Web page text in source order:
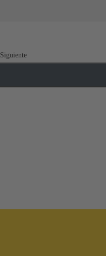
Siguiente